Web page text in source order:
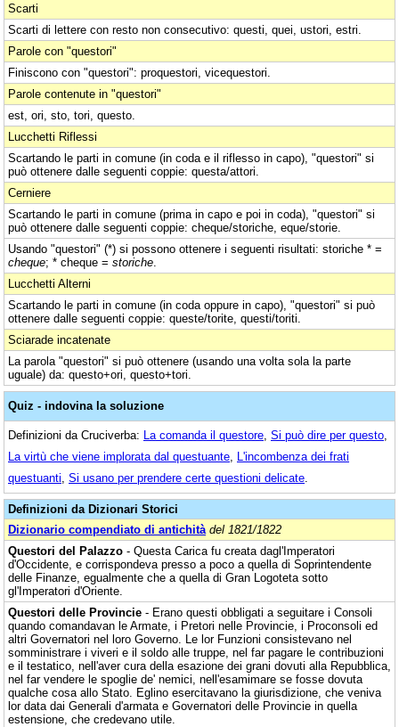
Scarti
Scarti di lettere con resto non consecutivo: questi, quei, ustori, estri.
Parole con "questori"
Finiscono con "questori": proquestori, vicequestori.
Parole contenute in "questori"
est, ori, sto, tori, questo.
Lucchetti Riflessi
Scartando le parti in comune (in coda e il riflesso in capo), "questori" si
può ottenere dalle seguenti coppie: questa/attori.
Cerniere
Scartando le parti in comune (prima in capo e poi in coda), "questori" si
può ottenere dalle seguenti coppie: cheque/storiche, eque/storie.
Usando "questori" (*) si possono ottenere i seguenti risultati: storiche * =
cheque; * cheque = storiche
Lucchetti Alterni
Scartando le parti in comune (in coda oppure in capo), "questori" si può
ottenere dalle seguenti coppie: queste/torite, questi/toriti.
Sciarade incatenate
La parola "questori" si può ottenere (usando una volta sola la parte
uguale) da: questo+ori, questo+tori.
Quiz - indovina la soluzione
Definizioni da Cruciverba: La comanda il questore Si può dire per questo
La virtù che viene implorata dal questuante L'incombenza dei frati
questuanti Si usano per prendere certe questioni delicate
Definizioni da Dizionari Storici
Dizionario compendiato di antichità del 1821/1822
Questori del Palazzo - Questa Carica fu creata dagl'Imperatori
d'Occidente, e corrispondeva presso a poco a quella di Soprintendente
delle Finanze, egualmente che a quella di Gran Logoteta sotto
gl'Imperatori d'Oriente.
Questori delle Provincie - Erano questi obbligati a seguitare i Consoli
quando comandavan le Armate, i Pretori nelle Provincie, i Proconsoli ed
altri Governatori nel loro Governo. Le lor Funzioni consistevano nel
somministrare i viveri e il soldo alle truppe, nel far pagare le contribuzioni
e il testatico, nell'aver cura della esazione dei grani dovuti alla Repubblica,
nel far vendere le spoglie de' nemici, nell'esamimare se fosse dovuta
qualche cosa allo Stato. Eglino esercitavano la giurisdizione, che veniva
lor data dai Generali d'armata e Governatori delle Provincie in quella
estensione, che credevano utile.